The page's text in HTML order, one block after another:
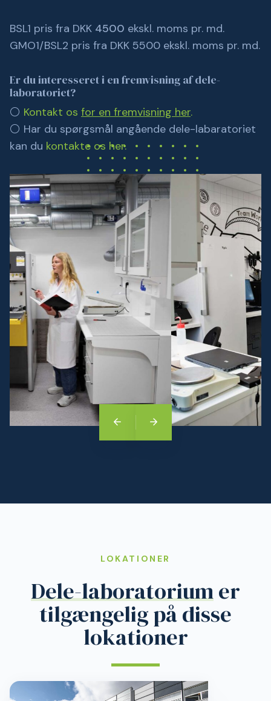
BSL1 pris fra DKK 4500 ekskl. moms pr. md.
GMO1/BSL2 pris fra DKK 5500 ekskl. moms pr. md.
Er du interesseret i en fremvisning af dele-
laboratoriet?
⚪ Kontakt os for en fremvisning her.
⚪ Har du spørgsmål angående dele-labaratoriet
kan du kontakte os her.
LOKATIONER
Dele-laboratoriumer
tilgængelig på disse
lokationer